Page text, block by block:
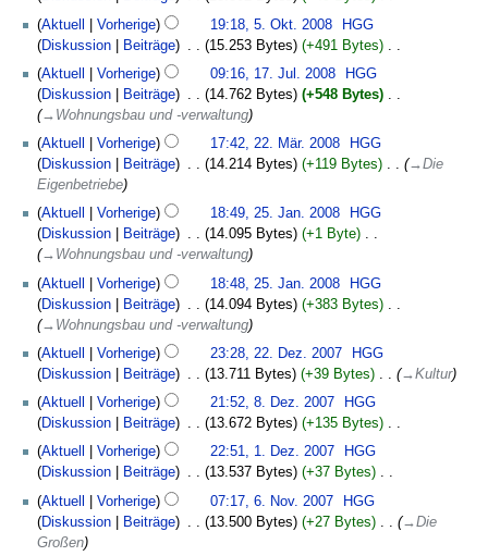
g
m
e
n
f
a
s
u
n
g
m
m
e
n
f
a
s
s
n
g
u
s
m
m
e
n
f
a
s
s
u
g
s
z
u
s
a
m
e
f
a
s
s
u
n
u
n
s
z
u
s
a
m
m
e
n
f
a
s
s
u
n
r
b
e
i
t
u
n
g
z
u
s
a
m
m
n
f
a
s
s
u
g
B
e
r
b
e
i
t
u
n
g
s
u
s
a
m
m
e
n
f
a
s
s
u
n
n
e
B
e
a
b
e
i
t
u
n
g
s
z
s
a
m
m
e
n
f
a
s
s
K
e
n
e
B
e
a
r
e
i
t
u
n
g
s
z
s
a
m
m
n
f
Aktuell Vorherige 19:18, 5. Okt. 2008
HGG
Diskussion
Beiträge 15.253 Bytes +491 Bytes ‎
K
e
n
e
B
e
a
r
b
i
t
u
n
g
s
z
s
a
m
m
e
Juli
2008
Aktuell Vorherige 09:16, 17. Jul. 2008
HGG
Diskussion
Beiträge 14.762 Bytes +548 Bytes ‎
→‎Wohnungsbau und -verwaltung
März
2008
Aktuell Vorherige 17:42, 22. Mär. 2008
HGG
Diskussion
Beiträge 14.214 Bytes +119 Bytes ‎
→‎Die
Eigenbetriebe
25.
Januar
2008
Aktuell Vorherige 18:49, 25. Jan. 2008
HGG
Diskussion
Beiträge 14.095 Bytes +1 Byte ‎
→‎Wohnungsbau und -verwaltung
Aktuell
Vorherige 18:48, 25. Jan. 2008
HGG
Diskussion
Beiträge 14.094 Bytes +383 Bytes ‎
→‎Wohnungsbau und -verwaltung
Dezember
Aktuell Vorherige 23:28, 22. Dez. 2007
HGG
Diskussion
Beiträge 13.711 Bytes +39 Bytes ‎ →‎Kultur
8.
Dezember
Aktuell Vorherige 21:52, 8. Dez. 2007
HGG
Diskussion
Beiträge 13.672 Bytes +135 Bytes ‎
K
e
n
e
B
1.
Dezember
Aktuell Vorherige 22:51, 1. Dez. 2007
HGG
Diskussion
Beiträge 13.537 Bytes +37 Bytes ‎
K
e
November
2007
Aktuell Vorherige 07:17, 6. Nov. 2007
HGG
Diskussion
Beiträge 13.500 Bytes +27 Bytes ‎
→‎Die
Großen